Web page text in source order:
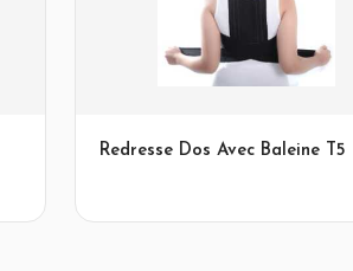
Redresse Dos Avec Baleine T5